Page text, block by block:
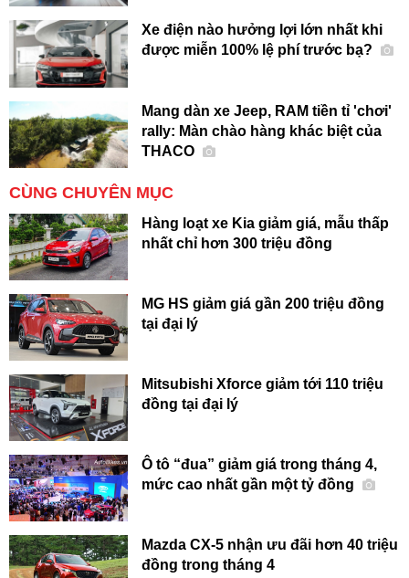
Xe điện nào hưởng lợi lớn nhất khi
được miễn 100% lệ phí trước bạ?
Mang dàn xe Jeep, RAM tiền tỉ 'chơi'
rally: Màn chào hàng khác biệt của
THACO
CÙNG CHUYÊN MỤC
Hàng loạt xe Kia giảm giá, mẫu thấp
nhất chỉ hơn 300 triệu đồng
MG HS giảm giá gần 200 triệu đồng
tại đại lý
Mitsubishi Xforce giảm tới 110 triệu
đồng tại đại lý
Ô tô “đua” giảm giá trong tháng 4,
mức cao nhất gần một tỷ đồng
Mazda CX-5 nhận ưu đãi hơn 40 triệu
đồng trong tháng 4